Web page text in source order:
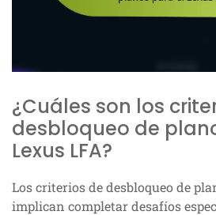
¿Cuáles son los
desbloqueo de
Lexus LFA?
Los criterios de desbloqueo de
implican completar desafíos